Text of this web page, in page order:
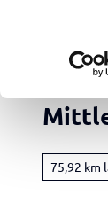
75,92 km